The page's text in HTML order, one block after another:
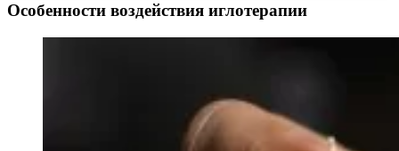
Особенности воздействия иглотерапии